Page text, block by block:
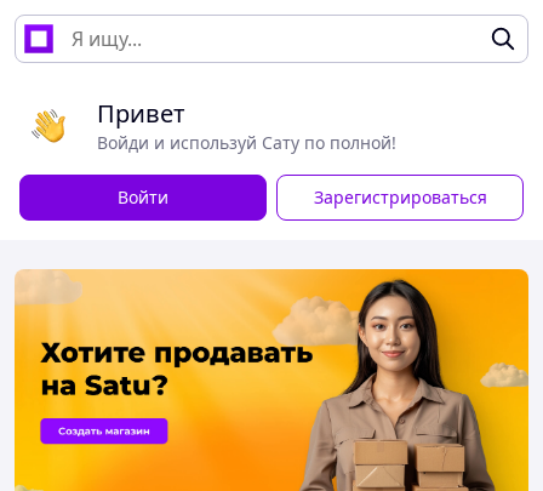
Привет
Войди и используй Сату по полной!
Войти Зарегистрироваться